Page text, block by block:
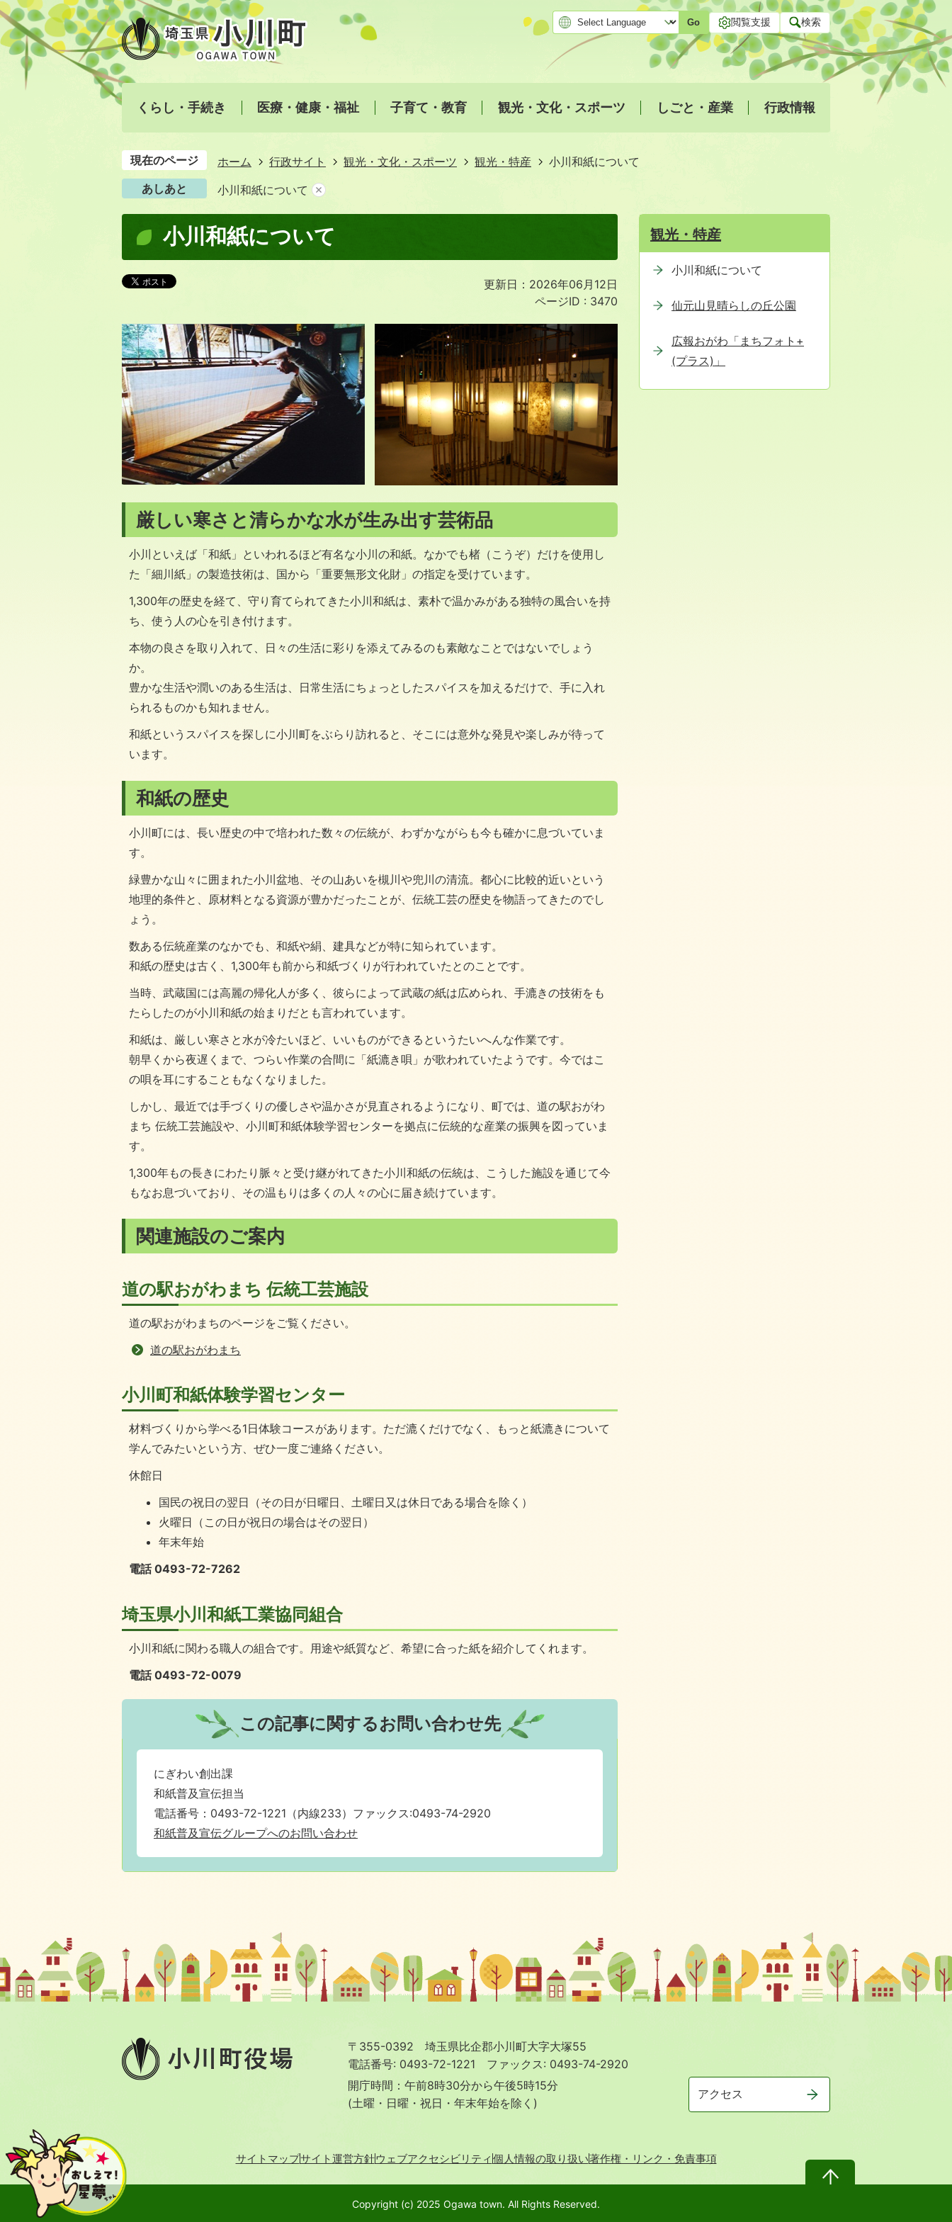
Go 閲覧支援 検索
くらし・手続き 医療・健康・福祉 子育て・教育 観光・文化・スポーツ しごと・産業 行政情報
現在のページ ホーム 行政サイト 観光・文化・スポーツ 観光・特産
小川和紙について
あしあと
小川和紙について
小川和紙について
更新日：2026年06月12日
ページID : 3470
厳しい寒さと清らかな水が生み出す芸術品
小川といえば「和紙」といわれるほど有名な小川の和紙。なかでも楮（こうぞ）だけを使用し
た「細川紙」の製造技術は、国から「重要無形文化財」の指定を受けています。
1,300年の歴史を経て、守り育てられてきた小川和紙は、素朴で温かみがある独特の風合いを持
ち、使う人の心を引き付けます。
本物の良さを取り入れて、日々の生活に彩りを添えてみるのも素敵なことではないでしょう
か。
豊かな生活や潤いのある生活は、日常生活にちょっとしたスパイスを加えるだけで、手に入れ
られるものかも知れません。
和紙というスパイスを探しに小川町をぶらり訪れると、そこには意外な発見や楽しみが待って
います。
和紙の歴史
小川町には、長い歴史の中で培われた数々の伝統が、わずかながらも今も確かに息づいていま
す。
緑豊かな山々に囲まれた小川盆地、その山あいを槻川や兜川の清流。都心に比較的近いという
地理的条件と、原材料となる資源が豊かだったことが、伝統工芸の歴史を物語ってきたのでし
ょう。
数ある伝統産業のなかでも、和紙や絹、建具などが特に知られています。
和紙の歴史は古く、1,300年も前から和紙づくりが行われていたとのことです。
当時、武蔵国には高麗の帰化人が多く、彼らによって武蔵の紙は広められ、手漉きの技術をも
たらしたのが小川和紙の始まりだとも言われています。
和紙は、厳しい寒さと水が冷たいほど、いいものができるというたいへんな作業です。
朝早くから夜遅くまで、つらい作業の合間に「紙漉き唄」が歌われていたようです。今ではこ
の唄を耳にすることもなくなりました。
しかし、最近では手づくりの優しさや温かさが見直されるようになり、町では、道の駅おがわ
まち 伝統工芸施設や、小川町和紙体験学習センターを拠点に伝統的な産業の振興を図っていま
す。
1,300年もの長きにわたり脈々と受け継がれてきた小川和紙の伝統は、こうした施設を通じて今
もなお息づいており、その温もりは多くの人々の心に届き続けています。
関連施設のご案内
道の駅おがわまち 伝統工芸施設
道の駅おがわまちのページをご覧ください。
道の駅おがわまち
小川町和紙体験学習センター
材料づくりから学べる1日体験コースがあります。ただ漉くだけでなく、もっと紙漉きについて
学んでみたいという方、ぜひ一度ご連絡ください。
休館日
国民の祝日の翌日（その日が日曜日、土曜日又は休日である場合を除く）
火曜日（この日が祝日の場合はその翌日）
年末年始
電話 0493-72-7262
埼玉県小川和紙工業協同組合
小川和紙に関わる職人の組合です。用途や紙質など、希望に合った紙を紹介してくれます。
電話 0493-72-0079
この記事に関するお問い合わせ先
にぎわい創出課
和紙普及宣伝担当
電話番号：0493-72-1221（内線233）ファックス:0493-74-2920
和紙普及宣伝グループへのお問い合わせ
観光・特産
小川和紙について
仙元山見晴らしの丘公園
広報おがわ「まちフォト+
(プラス)」
小
川
町
〒355-0392 埼玉県比企郡小川町大字大塚55
電話番号: 0493-72-1221 ファックス: 0493-74-2920
開庁時間：午前8時30分から午後5時15分
(土曜・日曜・祝日・年末年始を除く)
アクセス
サイトマップサイト運営方針ウェブアクセシビリティ 個人情報の取り扱い著作権・リンク・免責事項
Copyright (c) 2025 Ogawa town. All Rights Reserved.